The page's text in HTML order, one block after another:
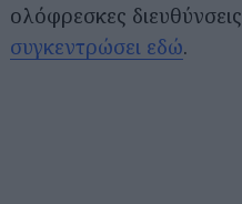
ολόφρεσκες διευθύνσεις
συγκεντρώσει εδώ.